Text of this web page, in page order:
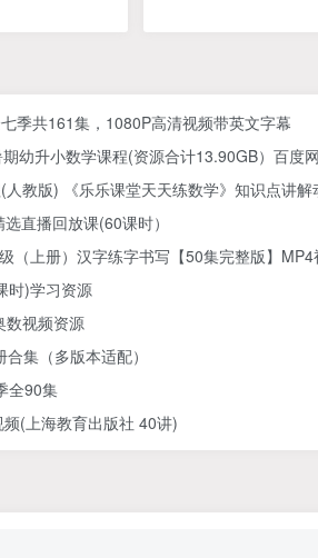
季共161集，1080P高清视频带英文字幕
幼升小数学课程(资源合计13.90GB）百度
教版) 《乐乐课堂天天练数学》知识点讲解
直播回放课(60课时）
（上册）汉字练字书写【50集完整版】
时)学习资源
数视频资源
集（多版本适配）
全90集
(上海教育出版社 40讲)